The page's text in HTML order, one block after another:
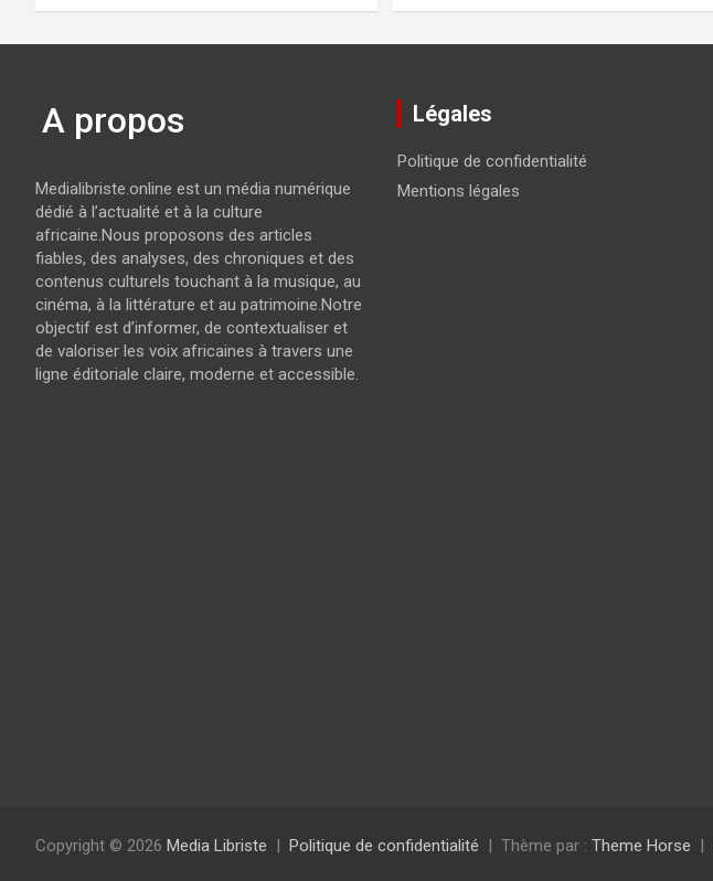
A propos
Medialibriste.online est un média numérique
dédié à l’actualité et à la culture
africaine.Nous proposons des articles
fiables, des analyses, des chroniques et des
contenus culturels touchant à la musique, au
cinéma, à la littérature et au patrimoine.Notre
objectif est d’informer, de contextualiser et
de valoriser les voix africaines à travers une
ligne éditoriale claire, moderne et accessible.
Légales
Politique de confidentialité
Mentions légales
Copyright © 2026 Media Libriste Politique de confidentialité Thème par : Theme Horse